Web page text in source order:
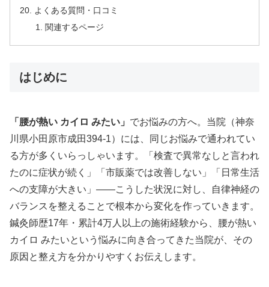
よくある質問・口コミ
関連するページ
はじめに
「腰が熱い カイロ みたい」 でお悩みの方へ。当院（神奈
川県小田原市成田394-1）には、同じお悩みで通われてい
る方が多くいらっしゃいます。「検査で異常なしと言われ
たのに症状が続く」「市販薬では改善しない」「日常生活
への支障が大きい」——こうした状況に対し、自律神経の
バランスを整えることで根本から変化を作っていきます。
鍼灸師歴17年・累計4万人以上の施術経験から、腰が熱い
カイロ みたいという悩みに向き合ってきた当院が、その
原因と整え方を分かりやすくお伝えします。